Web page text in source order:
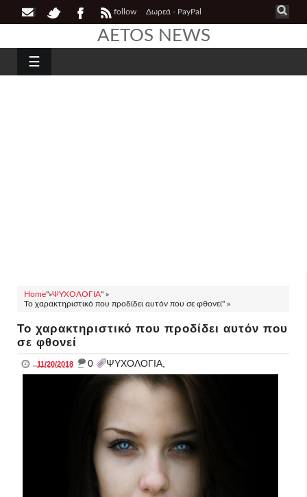
follow Δωρεά - PayPal
AETOS NEWS
☰
Home"»ΨΥΧΟΛΟΓΙΑ" »
Το χαρακτηριστικό που προδίδει αυτόν που σε φθονεί" »
Το χαρακτηριστικό που προδίδει αυτόν που
σε φθονεί
..11/20/2018 _ 0 ΨΥΧΟΛΟΓΙΑ,